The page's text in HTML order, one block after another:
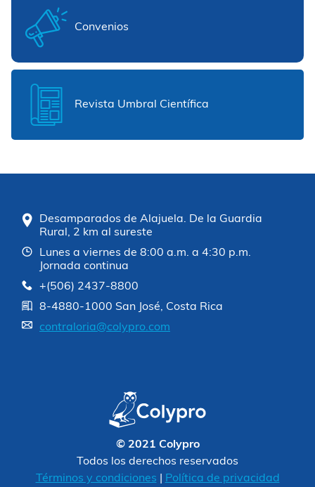
Convenios
Revista Umbral Científica
Desamparados de Alajuela. De la Guardia
Rural, 2 km al sureste
Lunes a viernes de 8:00 a.m. a 4:30 p.m.
Jornada continua
+(506) 2437-8800
8-4880-1000 San José, Costa Rica
contraloria@colypro.com
© 2021 Colypro
Todos los derechos reservados
Términos y condiciones
Política de privacidad